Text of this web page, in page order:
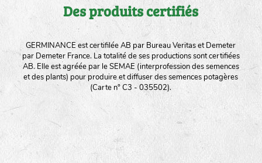
Des produits certifiés
GERMINANCE est certifilée AB par Bureau Veritas et Demeter
par Demeter France. La totalité de ses productions sont certifiées
AB. Elle est agréée par le SEMAE (interprofession des semences
et des plants) pour produire et diffuser des semences potagères
(Carte n° C3 - 035502).